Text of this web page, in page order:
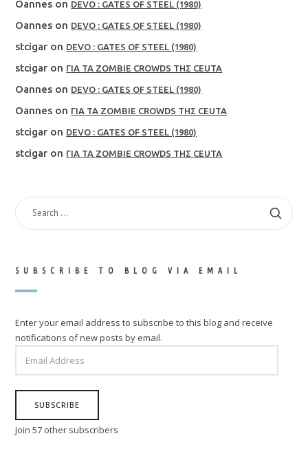
Oannes on DEVO : GATES OF STEEL (1980)
Oannes on DEVO : GATES OF STEEL (1980)
stcigar on DEVO : GATES OF STEEL (1980)
stcigar on ΓΙΑ ΤΑ ZOMBIE CROWDS ΤΗΣ CEUTA
Oannes on DEVO : GATES OF STEEL (1980)
Oannes on ΓΙΑ ΤΑ ZOMBIE CROWDS ΤΗΣ CEUTA
stcigar on DEVO : GATES OF STEEL (1980)
stcigar on ΓΙΑ ΤΑ ZOMBIE CROWDS ΤΗΣ CEUTA
SEARCH
FOR:
SUBSCRIBE TO BLOG VIA EMAIL
Enter your email address to subscribe to this blog and receive
notifications of new posts by email.
ADDRESS
SUBSCRIBE
Join 57 other subscribers